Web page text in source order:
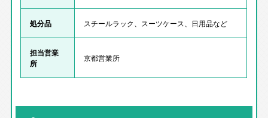
処分品 スチールラック、スーツケース、日用品など
担当営業
所
京都営業所